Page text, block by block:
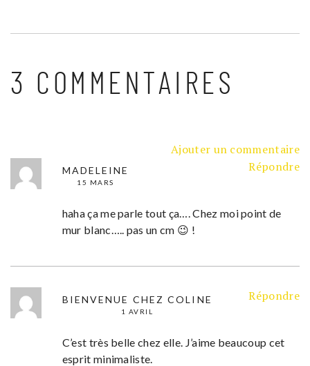
3 COMMENTAIRES
Ajouter un commentaire
MADELEINE
15 MARS
Répondre
haha ça me parle tout ça…. Chez moi point de
mur blanc….. pas un cm 😉 !
BIENVENUE CHEZ COLINE
1 AVRIL
Répondre
C’est très belle chez elle. J’aime beaucoup cet
esprit minimaliste.